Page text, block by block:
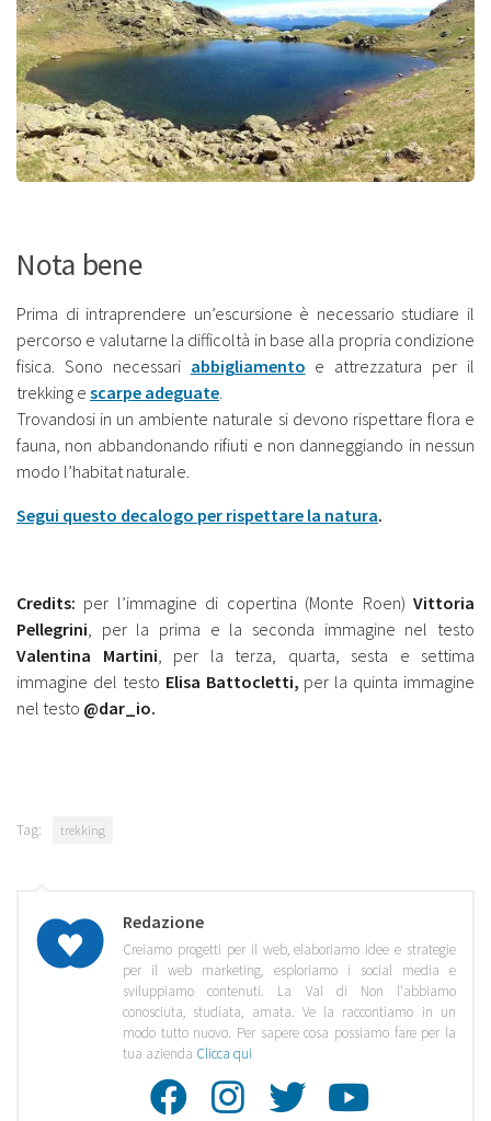
Nota bene
Prima di intraprendere un’escursione è necessario studiare il
percorso e valutarne la difficoltà in base alla propria condizione
fisica. Sono necessari abbigliamento e attrezzatura per il
trekking e scarpe adeguate.
Trovandosi in un ambiente naturale si devono rispettare flora e
fauna, non abbandonando rifiuti e non danneggiando in nessun
modo l’habitat naturale.
Segui questo decalogo per rispettare la natura.
Credits: per l’immagine di copertina (Monte Roen)Vittoria
Pellegrini, per la prima e la seconda immagine nel testo
Valentina Martini, per la terza, quarta, sesta e settima
immagine del testo Elisa Battocletti, per la quinta immagine
nel testo @dar_io.
Tag: trekking
Redazione
Creiamo progetti per il web, elaboriamo idee e strategie
per il web marketing, esploriamo i social media e
sviluppiamo contenuti. La Val di Non l'abbiamo
conosciuta, studiata, amata. Ve la raccontiamo in un
modo tutto nuovo. Per sapere cosa possiamo fare per la
tua azienda Clicca qui
Facebook